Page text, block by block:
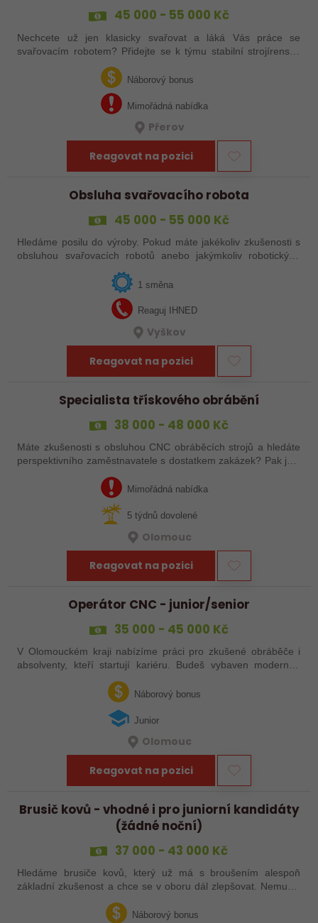
45 000 - 55 000 Kč
Nechcete už jen klasicky svařovat a láká Vás práce se
svařovacím robotem? Přidejte se k týmu stabilní strojírenské
společnosti v Hranicích a využijte své zkušenosti se
svařováním v moderní výrobě.…
Náborový bonus
Mimořádná nabídka
Přerov
Reagovat na pozici
Obsluha svařovacího robota
45 000 - 55 000 Kč
Hledáme posilu do výroby. Pokud máte jakékoliv zkušenosti s
obsluhou svařovacích robotů anebo jakýmkoliv robotickým,
strojním anebo i ručním svařováním, tak se nám neváhejte
1 směna
Reaguj IHNED
Vyškov
Reagovat na pozici
Specialista třískového obrábění
38 000 - 48 000 Kč
Máte zkušenosti s obsluhou CNC obráběcích strojů a hledáte
perspektivního zaměstnavatele s dostatkem zakázek? Pak jste
Mimořádná nabídka
5 týdnů dovolené
Olomouc
Reagovat na pozici
Operátor CNC - junior/senior
35 000 - 45 000 Kč
V Olomouckém kraji nabízíme práci pro zkušené obráběče i
absolventy, kteří startují kariéru. Budeš vybaven moderním
pracovním místem a spoustou benefitů. Pokud se chceš
dozvědět více, neváhej…
Náborový bonus
Junior
Olomouc
Reagovat na pozici
Brusič kovů - vhodné i pro juniorní kandidáty
(žádné noční)
37 000 - 43 000 Kč
Hledáme brusiče kovů, který už má s broušením alespoň
základní zkušenost a chce se v oboru dál zlepšovat. Nemusíš
abys už někdy pracoval…Náborový bonus